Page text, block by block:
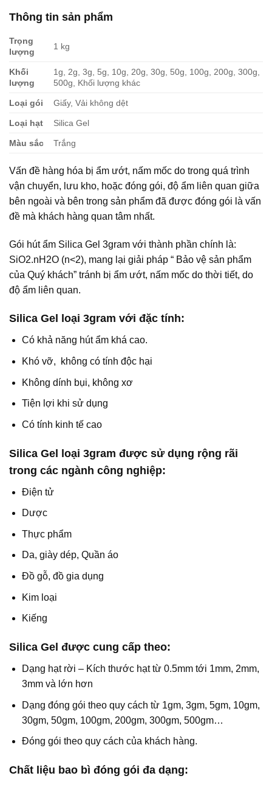
Thông tin sản phẩm
Trọng
lượng
1 kg
Khối
lượng
1g, 2g, 3g, 5g, 10g, 20g, 30g, 50g, 100g, 200g, 300g,
500g, Khối lượng khác
Loại gói Giấy, Vải không dệt
Loại hạt Silica Gel
Màu sắc Trắng
Vấn đề hàng hóa bị ẩm ướt, nấm mốc do trong quá trình
vận chuyển, lưu kho, hoặc đóng gói, độ ẩm liên quan giữa
bên ngoài và bên trong sản phẩm đã được đóng gói là vấn
đề mà khách hàng quan tâm nhất.
Gói hút ẩm Silica Gel 3gram với thành phần chính là:
SiO2.nH2O (n<2), mang lại giải pháp “ Bảo vệ sản phẩm
của Quý khách” tránh bị ẩm ướt, nấm mốc do thời tiết, do
độ ẩm liên quan.
Silica Gel loại 3gram với đặc tính:
Có khả năng hút ẩm khá cao.
Khó vỡ, không có tính độc hại
Không dính bụi, không xơ
Tiện lợi khi sử dụng
Có tính kinh tế cao
Silica Gel loại 3gram được sử dụng rộng rãi
trong các ngành công nghiệp:
Điện tử
Dược
Thực phẩm
Da, giày dép, Quần áo
Đồ gỗ, đồ gia dụng
Kim loại
Kiếng
Silica Gel được cung cấp theo:
Dạng hạt rời – Kích thước hạt từ 0.5mm tới 1mm, 2mm,
3mm và lớn hơn
Dạng đóng gói theo quy cách từ 1gm, 3gm, 5gm, 10gm,
30gm, 50gm, 100gm, 200gm, 300gm, 500gm…
Đóng gói theo quy cách của khách hàng.
Chất liệu bao bì đóng gói đa dạng: